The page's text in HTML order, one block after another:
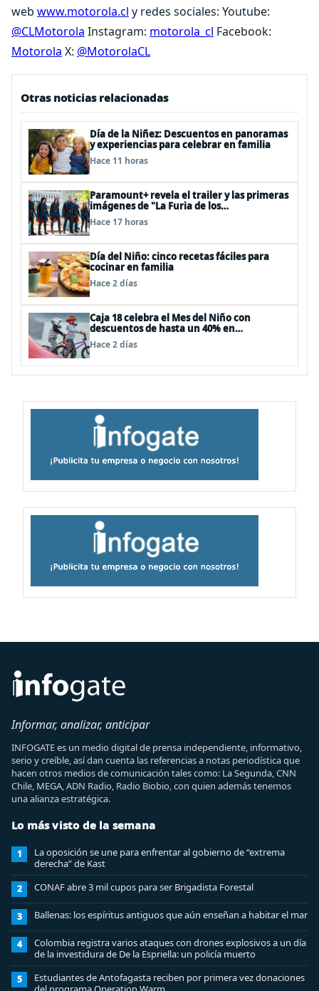
web www.motorola.cl y redes sociales: Youtube:
@CLMotorola Instagram: motorola_cl Facebook:
Motorola X: @MotorolaCL
Otras noticias relacionadas
Día de la Niñez: Descuentos en panoramas
y experiencias para celebrar en familia
Hace 11 horas
Paramount+ revela el trailer y las primeras
imágenes de "La Furia de los
Thundermans"
Hace 17 horas
Día del Niño: cinco recetas fáciles para
cocinar en familia
Hace 2 días
Caja 18 celebra el Mes del Niño con
descuentos de hasta un 40% en
panoramas, cine, shows y streaming
Hace 2 días
Informar, analizar, anticipar
INFOGATE es un medio digital de prensa independiente, informativo,
serio y creíble, así dan cuenta las referencias a notas periodística que
hacen otros medios de comunicación tales como: La Segunda, CNN
Chile, MEGA, ADN Radio, Radio Biobio, con quien además tenemos
una alianza estratégica.
Lo más visto de la semana
1
La oposición se une para enfrentar al gobierno de “extrema
derecha” de Kast
2 CONAF abre 3 mil cupos para ser Brigadista Forestal
3 Ballenas: los espíritus antiguos que aún enseñan a habitar el mar
4
Colombia registra varios ataques con drones explosivos a un día
de la investidura de De la Espriella: un policía muerto
5
Estudiantes de Antofagasta reciben por primera vez donaciones